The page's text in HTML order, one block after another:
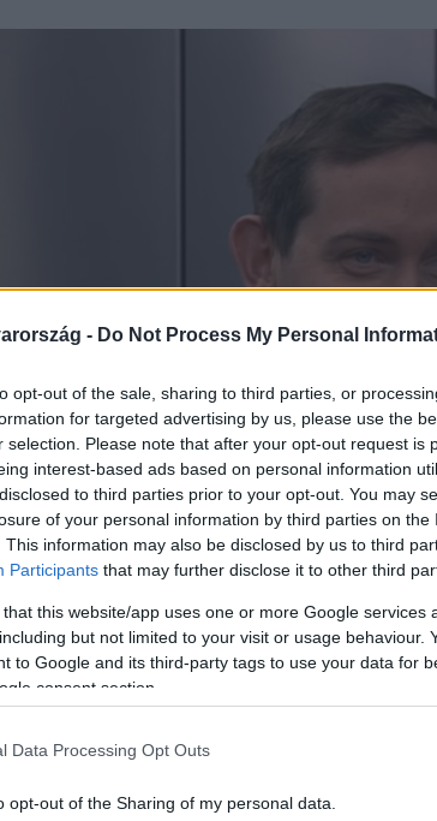
- Do Not Process My Personal
opt-out of the sale, sharing to third parties, or
for targeted advertising by us, please use the
selection. Please note that after your opt-out request is
interest-based ads based on personal information
to third parties prior to your opt-out. You may
of your personal information by third parties on the
This information may also be disclosed by us to third
Participants that may further disclose it to other third
that this website/app uses one or more Google services
but not limited to your visit or usage behaviour.
to Google and its third-party tags to use your data for
consent section.
Data Processing Opt Outs
opt-out of the Sharing of my personal data.